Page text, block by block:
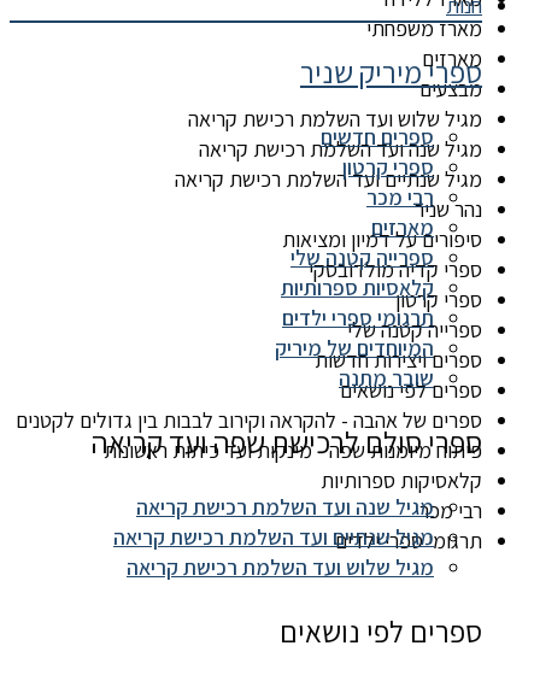
מארז משפחתי
מארזים
מבצעים
מגיל שלוש ועד השלמת רכישת קריאה
מגיל שנה ועד השלמת רכישת קריאה
מגיל שנתיים ועד השלמת רכישת קריאה
נהר שניר
סיפורים על דמיון ומציאות
ספרי קדיה מולדובסקי
ספרי קרטון
ספרייה קטנה שלי
ספרים ויצירות חדשות
ספרים לפי נושאים
ספרים של אהבה - להקראה וקירוב לבבות בין גדולים לקטנים
פיתוח מיומנות שפה - מינקות ועד כיתות ראשונות
קלאסיקות ספרותיות
רבי מכר
תרגומי ספרי ילדים
חנות
ספרי מיריק שניר
ספרים חדשים
ספרי קרטון
רבי מכר
מארזים
ספרייה קטנה שלי
קלאסיות ספרותיות
תרגומי ספרי ילדים
המיוחדים של מיריק
שובר מתנה
ספרי סולם לרכישת שפה ועד קריאה
מגיל שנה ועד השלמת רכישת קריאה
מגיל שנתיים ועד השלמת רכישת קריאה
מגיל שלוש ועד השלמת רכישת קריאה
ספרים לפי נושאים